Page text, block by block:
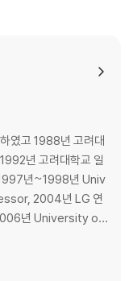
였고 1988년 고려대
년 고려대학교 일
1997년~1998년 Univ
2004년 LG 연
년 University of
고려대학교 전력
~현재 순천향대학